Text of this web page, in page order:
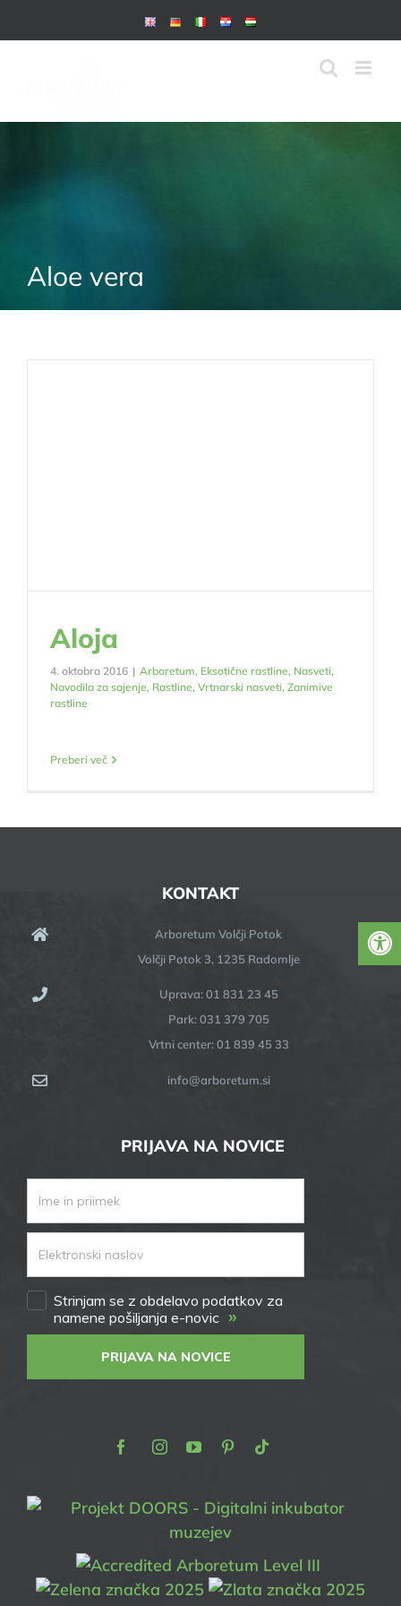
to
Aloe vera
Aloja
4. oktobra 2016 | Arboretum, Eksotične rastline, Nasveti,
Navodila za sajenje, Rastline, Vrtnarski nasveti, Zanimive
rastline
Preberi več
KONTAKT
Arboretum Volčji Potok
Volčji Potok 3, 1235 Radomlje
Uprava: 01 831 23 45
Park: 031 379 705
Vrtni center: 01 839 45 33
info@arboretum.si
PRIJAVA NA NOVICE
Strinjam se z obdelavo podatkov za
namene pošiljanja e-novic »
PRIJAVA NA NOVICE
FacebookInstagram
YoutubePinterest